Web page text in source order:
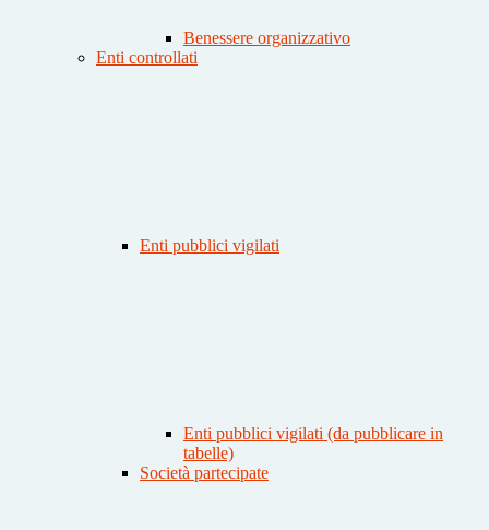
Benessere organizzativo
Enti controllati
Enti pubblici vigilati
Enti pubblici vigilati (da pubblicare in
tabelle)
Società partecipate